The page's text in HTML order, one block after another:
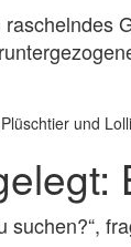
suchen?“,